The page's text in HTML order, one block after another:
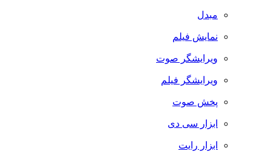
مبدل
نمایش فیلم
ویرایشگر صوت
ویرایشگر فیلم
پخش صوت
ابزار سی دی
ابزار رایت